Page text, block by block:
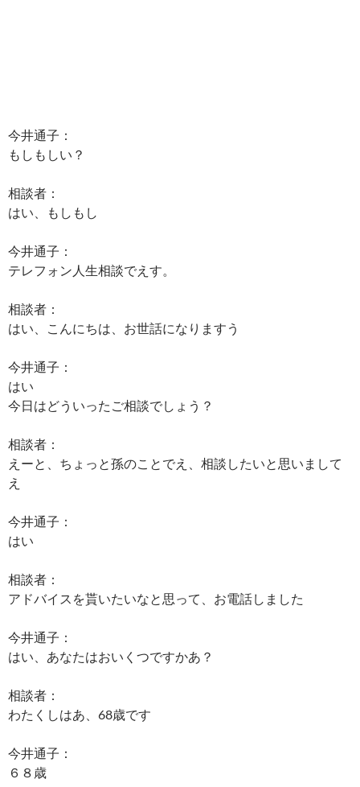
今井通子：
もしもしい？
相談者：
はい、もしもし
今井通子：
テレフォン人生相談でえす。
相談者：
はい、こんにちは、お世話になりますう
今井通子：
はい
今日はどういったご相談でしょう？
相談者：
えーと、ちょっと孫のことでえ、相談したいと思いまして
え
今井通子：
はい
相談者：
アドバイスを貰いたいなと思って、お電話しました
今井通子：
はい、あなたはおいくつですかあ？
相談者：
わたくしはあ、68歳です
今井通子：
６８歳